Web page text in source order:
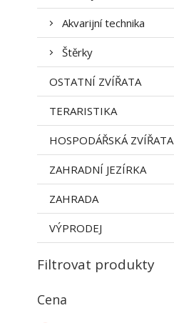
Akvarijní technika
Štěrky
OSTATNÍ ZVÍŘATA
TERARISTIKA
HOSPODÁŘSKÁ ZVÍŘATA
ZAHRADNÍ JEZÍRKA
ZAHRADA
VÝPRODEJ
Filtrovat produkty
Cena